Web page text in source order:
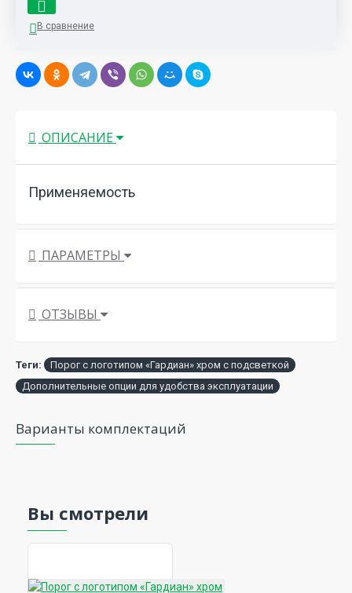
В сравнение
ОПИСАНИЕ
Применяемость
ПАРАМЕТРЫ
ОТЗЫВЫ
Теги:
Порог с логотипом «Гардиан» хром с подсветкой
Дополнительные опции для удобства эксплуатации
Варианты комплектаций
Вы смотрели